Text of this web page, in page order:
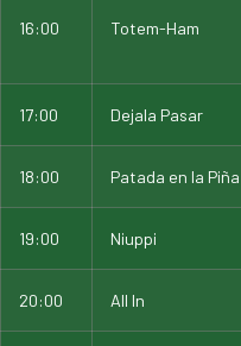
16:00 Totem-Ham
17:00 Dejala Pasar
18:00 Patada en la Piña
19:00 Niuppi
20:00 All In